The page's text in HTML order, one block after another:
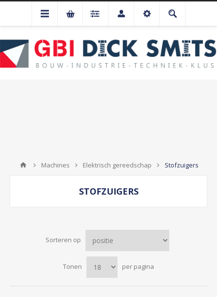
Machines Elektrisch gereedschap Stofzuigers
STOFZUIGERS
Sorteren op
Tonen per pagina